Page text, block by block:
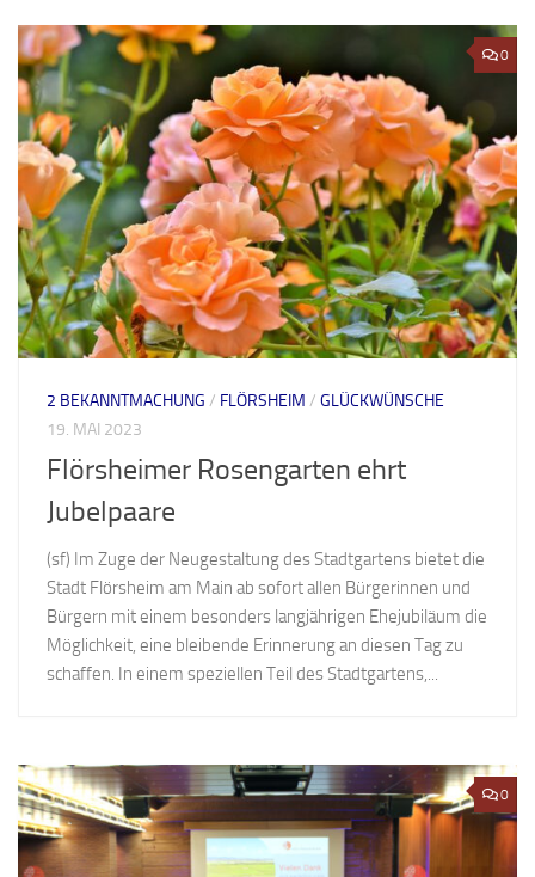
0
2 BEKANNTMACHUNG / FLÖRSHEIM / GLÜCKWÜNSCHE
19. MAI 2023
Flörsheimer Rosengarten ehrt
Jubelpaare
(sf) Im Zuge der Neugestaltung des Stadtgartens bietet die
Stadt Flörsheim am Main ab sofort allen Bürgerinnen und
Bürgern mit einem besonders langjährigen Ehejubiläum die
Möglichkeit, eine bleibende Erinnerung an diesen Tag zu
schaffen. In einem speziellen Teil des Stadtgartens,...
0